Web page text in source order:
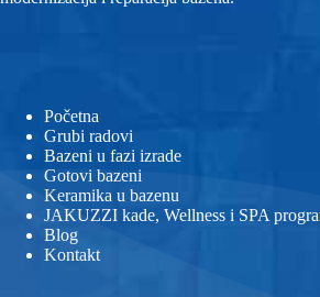
Početna
Grubi radovi
Bazeni u fazi izrade
Gotovi bazeni
Keramika u bazenu
JAKUZZI kade, Wellness i SPA
Blog
Kontakt